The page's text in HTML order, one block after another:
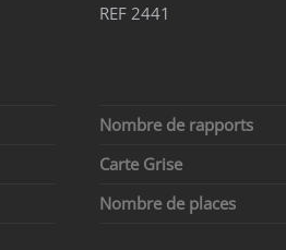
REF 2441
Nombre de rapports
Carte Grise
Nombre de places